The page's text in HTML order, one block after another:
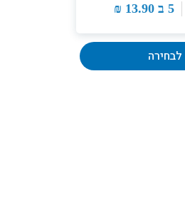
5 ב ₪ 13.90
לבחירה